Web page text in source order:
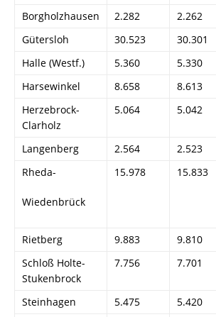
Borgholzhausen 2.282 2.262
Gütersloh
30.523 30.301
Halle (Westf.)
5.360 5.330
Harsewinkel
8.658 8.613
Herzebrock-
Clarholz
5.064 5.042
Langenberg 2.564 2.523
Rheda-
Wiedenbrück
15.978 15.833
Rietberg 9.883 9.810
Schloß Holte-
Stukenbrock
7.756 7.701
Steinhagen 5.475 5.420